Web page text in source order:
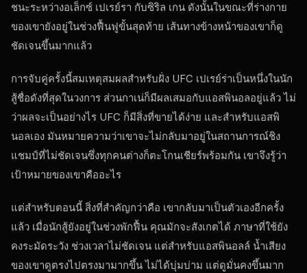
ชนะระหว่างอเล็กซ์ เปเรย์รา กับซิริล เกน ดังนั้นในขณะที่ร่างกาย
ของเขายังอยู่ในช่วงฟื้นฟูขั้นสุดท้าย เส้นทางข้างหน้าของเขาก็ดู
ชัดเจนขึ้นมากแล้ว
การจับคู่ครั้งนี้สมเหตุสมผลสำหรับฝั่ง UFC เปเรย์ร่าเป็นหนึ่งในนัก
สู้ชื่อดังที่สุดในวงการ ส่วนกาเน่ก็มีผลเสมอกับแอสพินอลอยู่แล้ว ไม่
ว่าผลจะเป็นอย่างไร UFC ก็มีสิ่งที่ขายได้ง่าย และสำหรับแอสพิ
นอลเอง มันหมายความว่าเขาจะไม่กลับมาอยู่ในสถานการณ์ชิง
แชมป์ที่ไม่ชัดเจนซึ่งทุกคนต่างก็ตะโกนเชียร์พร้อมกัน เขาจึงรู้ว่า
เป้าหมายของเขาคืออะไร
แต่สำหรับตอนนี้ สิ่งที่สำคัญกว่าคือ เขากลับมาเป็นตัวเองอีกครั้ง
แล้ว เมื่อนักสู้ยังอยู่ในช่วงพักฟื้น คุณมักจะสังเกตได้ ภาษาที่ใช้ยัง
คงระมัดระวัง ช่วงเวลาไม่ชัดเจน แต่สำหรับแอสพินอลล์ น้ำเสียง
ของเขาดูตรงไปตรงมามากขึ้น ไม่ได้บุ่มบ่าม แต่ดูมั่นคงขึ้นมาก